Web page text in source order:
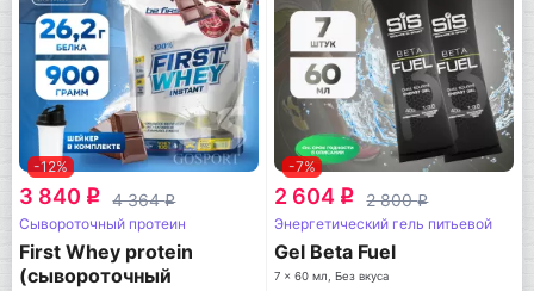
-12%
3 840 q 4 364q
Сывороточный протеин
First Whey protein
(сывороточный
-7%
2 604 q 2 800q
Энергетический гель питьевой
Gel Beta Fuel
7 x 60 мл, Без вкуса